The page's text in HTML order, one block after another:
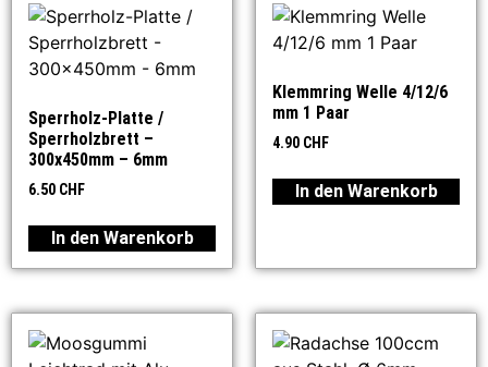
Sperrholz-Platte /
Sperrholzbrett –
300x450mm – 6mm
6.50 CHF
In den Warenkorb
Klemmring Welle 4/12/6
mm 1 Paar
4.90 CHF
In den Warenkorb